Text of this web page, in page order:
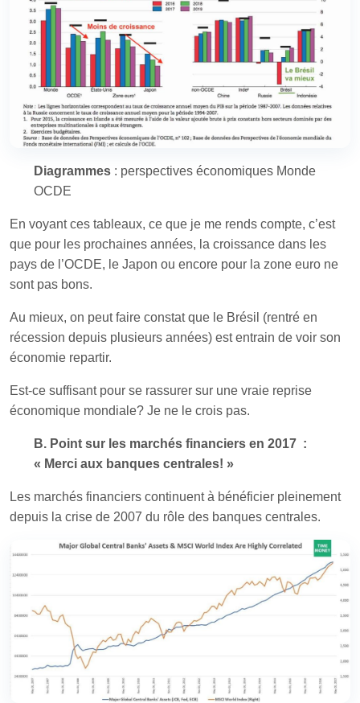
Diagrammes : perspectives économiques Monde
OCDE
En voyant ces tableaux, ce que je me rends compte, c’est
que pour les prochaines années, la croissance dans les
pays de l’OCDE, le Japon ou encore pour la zone euro ne
sont pas bons.
Au mieux, on peut faire constat que le Brésil (rentré en
récession depuis plusieurs années) est entrain de voir son
économie repartir.
Est-ce suffisant pour se rassurer sur une vraie reprise
économique mondiale? Je ne le crois pas.
B. Point sur les marchés financiers en 2017 :
« Merci aux banques centrales! »
Les marchés financiers continuent à bénéficier pleinement
depuis la crise de 2007 du rôle des banques centrales.